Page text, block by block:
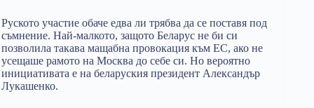
Руското участие обаче едва ли трябва да се поставя под
съмнение. Най-малкото, защото Беларус не би си
позволила такава мащабна провокация към ЕС, ако не
усещаше рамото на Москва до себе си. Но вероятно
инициативата е на беларуския президент Александър
Лукашенко.